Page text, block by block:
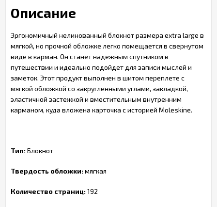
Описание
Эргономичный нелинованный блокнот размера extra large в
мягкой, но прочной обложке легко помещается в свернутом
виде в карман. Он станет надежным спутником в
путешествии и идеально подойдет для записи мыслей и
заметок. Этот продукт выполнен в шитом переплете с
мягкой обложкой со закругленными углами, закладкой,
эластичной застежкой и вместительным внутренним
карманом, куда вложена карточка с историей Moleskine.
Тип:Блокнот
Твердость обложки:мягкая
Количество страниц:192